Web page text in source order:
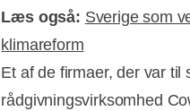
Læs også: Sverige som
klimareform
Et af de firmaer, der var til
rådgivningsvirksomhed